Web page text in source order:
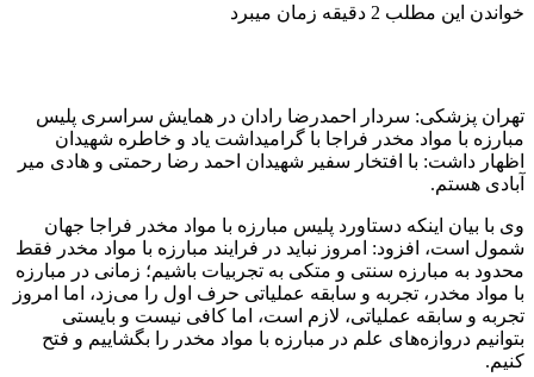
خواندن این مطلب 2 دقیقه زمان میبرد
تهران پزشکی: سردار احمدرضا رادان در همایش سراسری پلیس
مبارزه با مواد مخدر فراجا با گرامیداشت یاد و خاطره شهیدان
اظهار داشت: با افتخار سفیر شهیدان احمد رضا رحمتی و هادی میر
آبادی هستم.
وی با بیان اینکه دستاورد پلیس مبارزه با مواد مخدر فراجا جهان
شمول است، افزود: امروز نباید در فرایند مبارزه با مواد مخدر فقط
محدود به مبارزه سنتی و متکی به تجربیات باشیم؛ زمانی در مبارزه
با مواد مخدر، تجربه و سابقه عملیاتی حرف اول را می‌زد، اما امروز
تجربه و سابقه عملیاتی، لازم است، اما کافی نیست و بایستی
بتوانیم دروازه‌های علم در مبارزه با مواد مخدر را بگشاییم و فتح
کنیم.